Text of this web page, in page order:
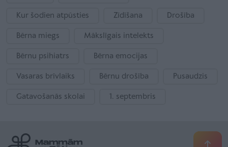
Kur šodien atpūsties Zīdīšana Drošība
Bērna miegs Mākslīgais intelekts
Bērnu psihiatrs Bērna emocijas
Vasaras brīvlaiks Bērnu drošība Pusaudzis
Gatavošanās skolai 1. septembris